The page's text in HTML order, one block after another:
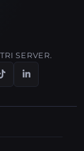
SERVER.